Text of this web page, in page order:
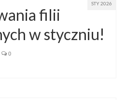
STY 2026
filii
w styczniu!
0